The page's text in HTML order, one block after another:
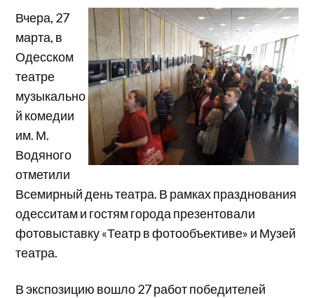
Вчера, 27
марта, в
Одесском
театре
музыкально
й комедии
им. М.
Водяного
отметили
Всемирный день театра. В рамках празднования
одесситам и гостям города презентовали
фотовыставку «Театр в фотообъективе» и Музей
театра.
В экспозицию вошло 27 работ победителей